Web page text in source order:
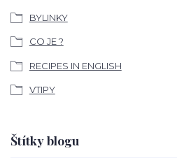
BYLINKY
CO JE ?
RECIPES IN ENGLISH
VTIPY
Štítky blogu